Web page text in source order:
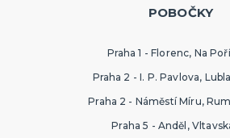
POBOČKY
Praha 1 - Florenc, Na
Praha 2 - I. P. Pavlova,
Praha 2 - Náměstí Míru,
Praha 5 - Anděl,